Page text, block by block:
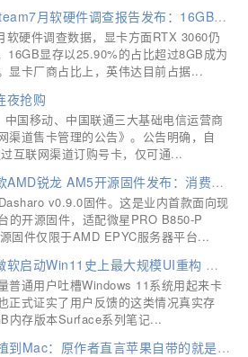
RTX 3060稳居榜首！Steam7月软硬件调查报告发布：16GB显存反超8GB登顶
硬件调查数据，显卡方面RTX 3060仍
16GB显存以25.90%的占比超过8GB成为
显卡厂商占比上，英伟达目前占据...
夜抢购
国移动、中国联通三大基础电信运营商
渠道售卡管理的公告》。公告明确，自
互联网渠道订购号卡，仅可通...
闭源代码砍掉79%！首款AMD锐龙 AM5开源固件发布：消费级主板告别黑盒状态
v0.9.0固件。这是业内首款面向现
的开源固件，适配微星PRO B850-P
固件仅限于AMD EPYC服务器平台...
为了解决卡顿等问题！微软启动Win11史上最大规模UI重构 淘汰30年老旧代码
普通用户吐槽Windows 11系统用起来卡
正式证实了用户反馈的这类情况真实存
内存版本Surface系列笔记...
Windows任务管理器移植到Mac：原作者直言苹果自带的就是垃圾！